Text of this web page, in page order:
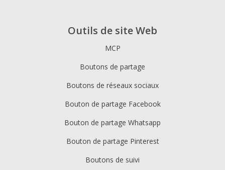
Outils de site Web
MCP
Boutons de partage
Boutons de réseaux sociaux
Bouton de partage Facebook
Bouton de partage Whatsapp
Bouton de partage Pinterest
Boutons de suivi